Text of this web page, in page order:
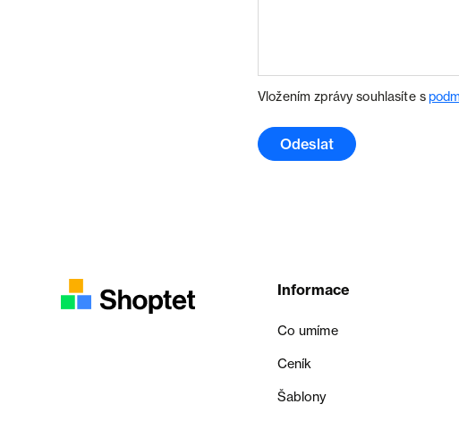
Vložením zprávy souhlasíte s
Odeslat
Informace
Co umíme
Ceník
Šablony